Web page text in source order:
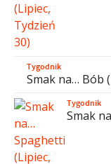
Tygodnik
Smak na… Bób
Tygodnik
Smak